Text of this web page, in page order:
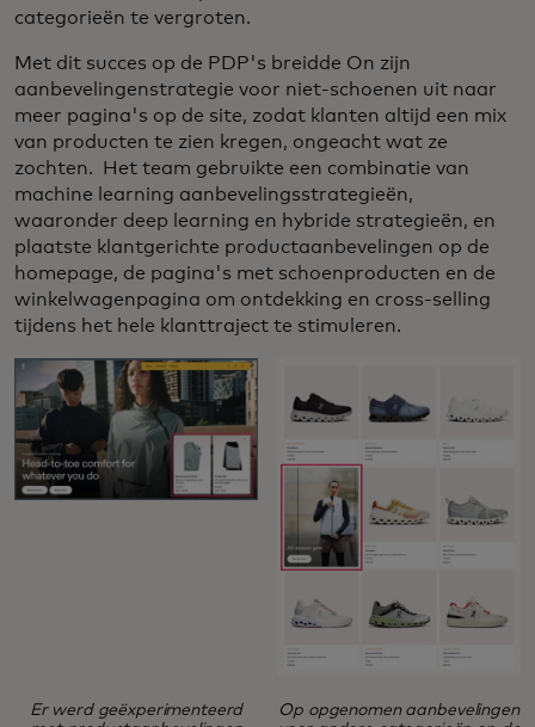
categorieën te vergroten.
Met dit succes op de PDP's breidde On zijn
aanbevelingenstrategie voor niet-schoenen uit naar
meer pagina's op de site, zodat klanten altijd een mix
van producten te zien kregen, ongeacht wat ze
zochten. Het team gebruikte een combinatie van
machine learning aanbevelingsstrategieën,
waaronder deep learning en hybride strategieën, en
plaatste klantgerichte productaanbevelingen op de
homepage, de pagina's met schoenproducten en de
winkelwagenpagina om ontdekking en cross-selling
tijdens het hele klanttraject te stimuleren.
Er werd geëxperimenteerd
Op opgenomen aanbevelingen